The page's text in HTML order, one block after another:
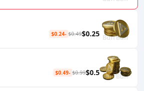
$0.25
$0.49
-$0.24
$0.5
$0.99
-$0.49